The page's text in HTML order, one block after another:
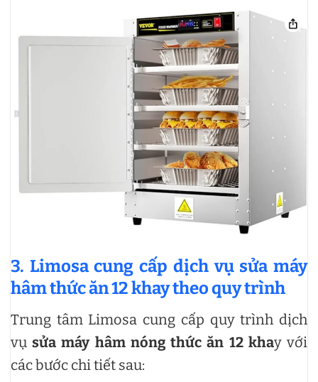
3. Limosa cung cấp dịch vụ sửa máy
hâm thức ăn 12 khay theo quy trình
Trung tâm Limosa cung cấp quy trình dịch
vụsửa máy hâm nóng thức ăn 12 khay với
các bước chi tiết sau: